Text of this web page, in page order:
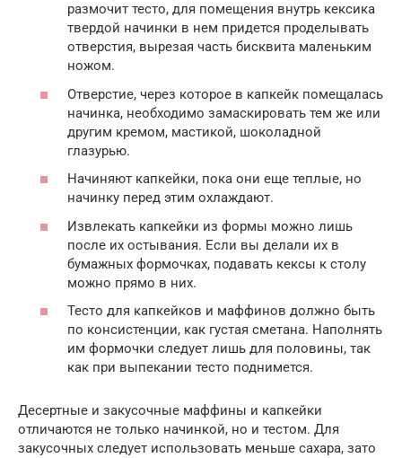
размочит тесто, для помещения внутрь кексика
твердой начинки в нем придется проделывать
отверстия, вырезая часть бисквита маленьким
ножом.
Отверстие, через которое в капкейк помещалась
начинка, необходимо замаскировать тем же или
другим кремом, мастикой, шоколадной
глазурью.
Начиняют капкейки, пока они еще теплые, но
начинку перед этим охлаждают.
Извлекать капкейки из формы можно лишь
после их остывания. Если вы делали их в
бумажных формочках, подавать кексы к столу
можно прямо в них.
Тесто для капкейков и маффинов должно быть
по консистенции, как густая сметана. Наполнять
им формочки следует лишь для половины, так
как при выпекании тесто поднимется.
Десертные и закусочные маффины и капкейки
отличаются не только начинкой, но и тестом. Для
закусочных следует использовать меньше сахара, зато